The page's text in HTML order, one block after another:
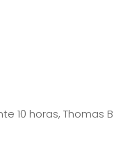
10 horas, Thomas